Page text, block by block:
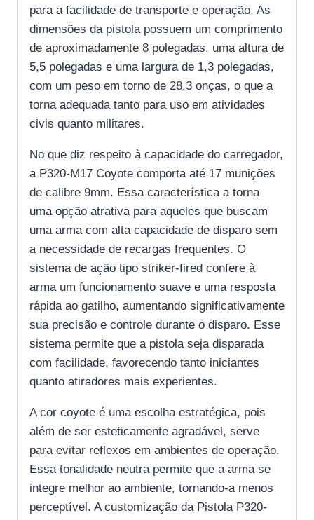
para a facilidade de transporte e operação. As
dimensões da pistola possuem um comprimento
de aproximadamente 8 polegadas, uma altura de
5,5 polegadas e uma largura de 1,3 polegadas,
com um peso em torno de 28,3 onças, o que a
torna adequada tanto para uso em atividades
civis quanto militares.
No que diz respeito à capacidade do carregador,
a P320-M17 Coyote comporta até 17 munições
de calibre 9mm. Essa característica a torna
uma opção atrativa para aqueles que buscam
uma arma com alta capacidade de disparo sem
a necessidade de recargas frequentes. O
sistema de ação tipo striker-fired confere à
arma um funcionamento suave e uma resposta
rápida ao gatilho, aumentando significativamente
sua precisão e controle durante o disparo. Esse
sistema permite que a pistola seja disparada
com facilidade, favorecendo tanto iniciantes
quanto atiradores mais experientes.
A cor coyote é uma escolha estratégica, pois
além de ser esteticamente agradável, serve
para evitar reflexos em ambientes de operação.
Essa tonalidade neutra permite que a arma se
integre melhor ao ambiente, tornando-a menos
perceptível. A customização da Pistola P320-